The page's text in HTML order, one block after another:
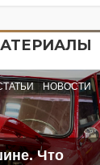
НОВОСТИ
Что